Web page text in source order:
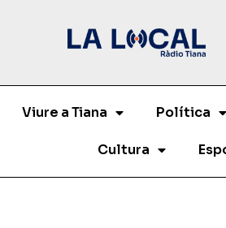
Viure a Tiana Política
Cultura